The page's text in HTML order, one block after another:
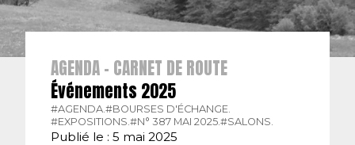
AGENDA - CARNET DE ROUTE
Événements 2025
#AGENDA. #BOURSES D'ÉCHANGE.
#EXPOSITIONS. #N° 387 MAI 2025. #SALONS.
Publié le : 5 mai 2025